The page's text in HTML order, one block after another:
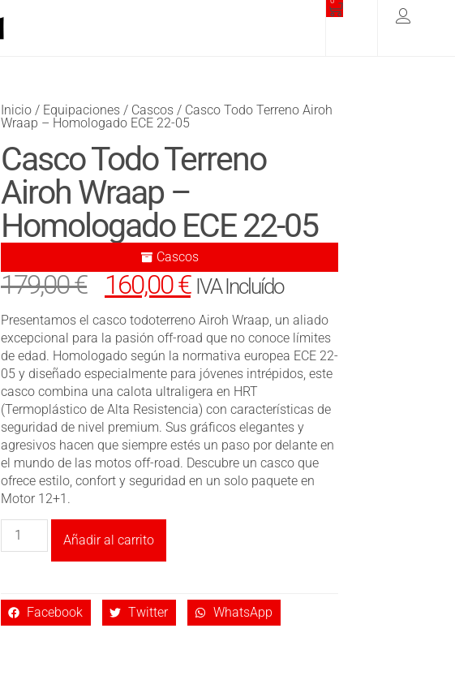
Inicio / Equipaciones / Cascos / Casco Todo Terreno Airoh
Wraap – Homologado ECE 22-05
Casco Todo Terreno
Airoh Wraap –
Homologado ECE 22-05
Cascos
179,00€ 160,00€ IVA Incluído
Presentamos el casco todoterreno Airoh Wraap, un aliado
excepcional para la pasión off-road que no conoce límites
de edad. Homologado según la normativa europea ECE 22-
05 y diseñado especialmente para jóvenes intrépidos, este
casco combina una calota ultraligera en HRT
(Termoplástico de Alta Resistencia) con características de
seguridad de nivel premium. Sus gráficos elegantes y
agresivos hacen que siempre estés un paso por delante en
el mundo de las motos off-road. Descubre un casco que
ofrece estilo, confort y seguridad en un solo paquete en
Motor 12+1.
Añadir al carrito
Facebook Twitter WhatsApp